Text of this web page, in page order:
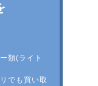
類(ライト
でも買い取